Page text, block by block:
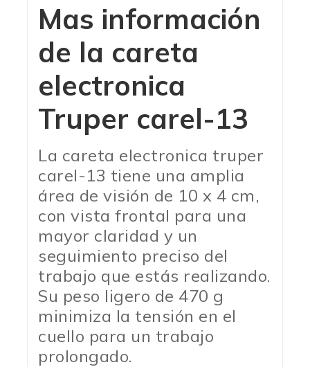
Mas información
de la careta
electronica
Truper carel-13
La careta electronica truper
carel-13 tiene una amplia
área de visión de 10 x 4 cm,
con vista frontal para una
mayor claridad y un
seguimiento preciso del
trabajo que estás realizando.
Su peso ligero de 470 g
minimiza la tensión en el
cuello para un trabajo
prolongado.